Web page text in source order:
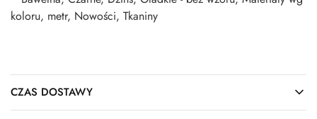
koloru, metr, Nowości, Tkaniny
CZAS DOSTAWY